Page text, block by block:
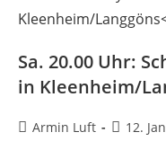
Sa. 20.00 Uhr:
in Kleenheim/
Beitrags-
Armin Luft
Beitrag
12.